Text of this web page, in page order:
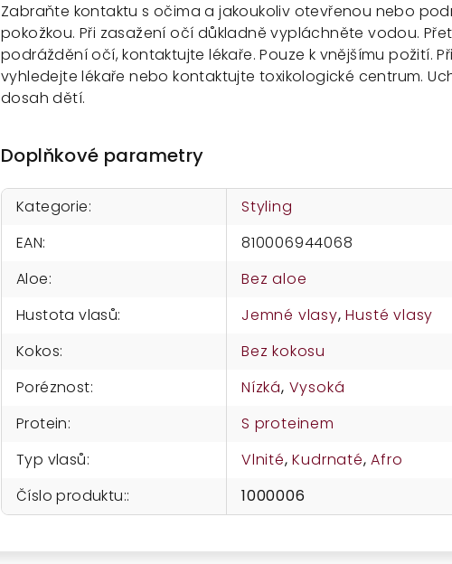
Zabraňte kontaktu s očima a jakoukoliv otevřenou nebo
pokožkou. Při zasažení očí důkladně vypláchněte vodou.
podráždění očí, kontaktujte lékaře. Pouze k vnějšímu požití.
vyhledejte lékaře nebo kontaktujte toxikologické centrum.
dosah dětí.
Doplňkové parametry
Kategorie:
Styling
EAN:
810006944068
Aloe:
Bez aloe
Hustota vlasů: Jemné vlasy,Husté vlasy
Kokos:
Bez kokosu
Poréznost: Nízká, Vysoká
Protein:
S proteinem
Typ vlasů: Vlnité,Kudrnaté,Afro
Číslo produktu:: 1000006